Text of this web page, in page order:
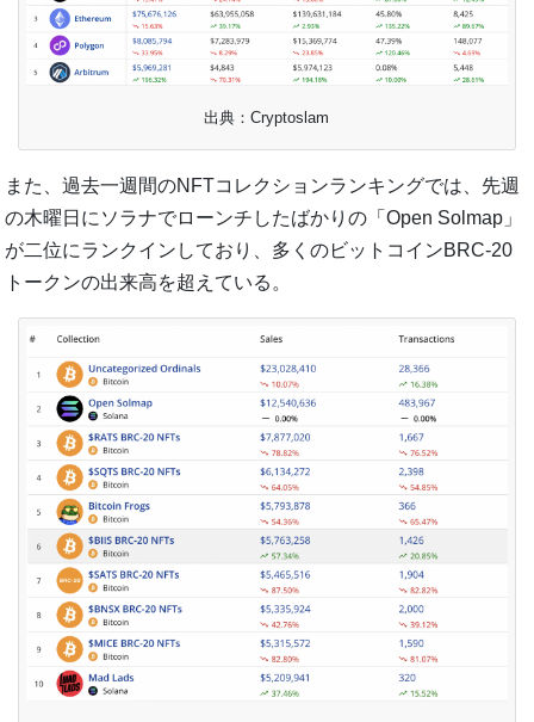
出典：Cryptoslam
また、過去一週間のNFTコレクションランキングでは、先週
の木曜日にソラナでローンチしたばかりの「Open Solmap」
が二位にランクインしており、多くのビットコインBRC-20
トークンの出来高を超えている。